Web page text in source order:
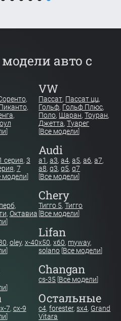
авто с
,
,
,
]
VW
Пассат, Пассат цц,
Гольф, Гольф Плюс,
Поло, Шаран,Тоуран,
Джетта,Туарег
[Все модели]
серия, 3
, 7
модели]
Audi
a1 ,a3,a4,a5,a6,a7,
a8,q3,q5,q7
[Все модели]
,
, Октавиа
]
Chery
Тигго 5,Тигго
[Все модели]
, oley, x-40
]
Lifan
x50,x60, myway,
solano [Все модели]
]
Changan
cs-35 [Все модели]
7, cx-9
]
Остальные
c4,forester,sx4, Grand
Vitara